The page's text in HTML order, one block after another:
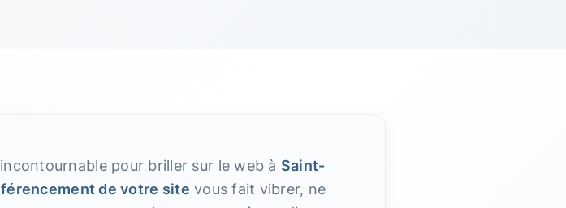
pour briller sur le web à Saint-
de votre site vous fait vibrer, ne